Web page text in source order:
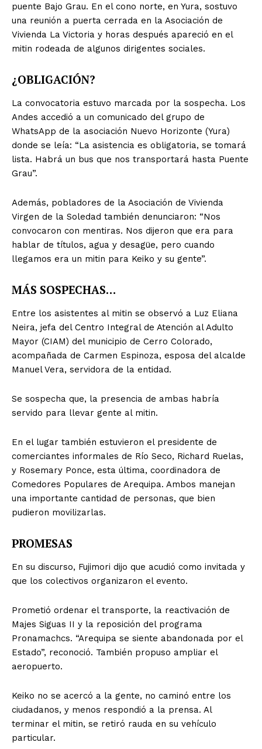
puente Bajo Grau. En el cono norte, en Yura, sostuvo
una reunión a puerta cerrada en la Asociación de
Vivienda La Victoria y horas después apareció en el
mitin rodeada de algunos dirigentes sociales.
¿OBLIGACIÓN?
La convocatoria estuvo marcada por la sospecha. Los
Andes accedió a un comunicado del grupo de
WhatsApp de la asociación Nuevo Horizonte (Yura)
donde se leía: “La asistencia es obligatoria, se tomará
lista. Habrá un bus que nos transportará hasta Puente
Grau”.
Además, pobladores de la Asociación de Vivienda
Virgen de la Soledad también denunciaron: “Nos
convocaron con mentiras. Nos dijeron que era para
hablar de títulos, agua y desagüe, pero cuando
llegamos era un mitin para Keiko y su gente”.
MÁS SOSPECHAS…
Entre los asistentes al mitin se observó a Luz Eliana
Neira, jefa del Centro Integral de Atención al Adulto
Mayor (CIAM) del municipio de Cerro Colorado,
acompañada de Carmen Espinoza, esposa del alcalde
Manuel Vera, servidora de la entidad.
Se sospecha que, la presencia de ambas habría
servido para llevar gente al mitin.
En el lugar también estuvieron el presidente de
comerciantes informales de Río Seco, Richard Ruelas,
y Rosemary Ponce, esta última, coordinadora de
Comedores Populares de Arequipa. Ambos manejan
una importante cantidad de personas, que bien
pudieron movilizarlas.
PROMESAS
En su discurso, Fujimori dijo que acudió como invitada y
que los colectivos organizaron el evento.
Prometió ordenar el transporte, la reactivación de
Majes Siguas II y la reposición del programa
Pronamachcs. “Arequipa se siente abandonada por el
Estado”, reconoció. También propuso ampliar el
aeropuerto.
Keiko no se acercó a la gente, no caminó entre los
ciudadanos, y menos respondió a la prensa. Al
terminar el mitin, se retiró rauda en su vehículo
particular.